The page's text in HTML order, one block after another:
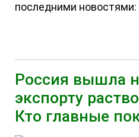
последними новостями:
Россия вышла
экспорту
Кто главные